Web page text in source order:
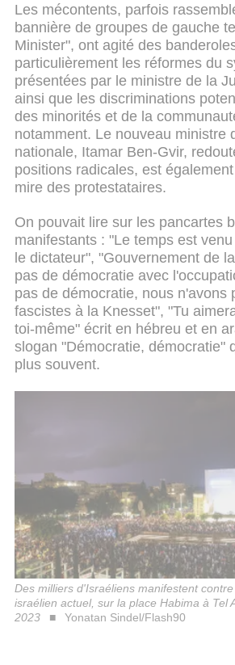
Les mécontents, parfois
bannière de groupes de gauche
Minister", ont agité des
particulièrement les réformes du
présentées par le ministre de la
ainsi que les discriminations
des minorités et de la
notamment. Le nouveau ministre
nationale, Itamar Ben-Gvir,
positions radicales, est
mire des protestataires.
On pouvait lire sur les pancartes
manifestants : "Le temps est
le dictateur", "Gouvernement de
pas de démocratie avec
pas de démocratie, nous n'avons
fascistes à la Knesset", "Tu
toi-même" écrit en hébreu et en
slogan "Démocratie, démocratie"
plus souvent.
Des milliers d'Israéliens manifestent
israélien actuel, sur la place Habima à Tel
2023
Yonatan Sindel/Flash90